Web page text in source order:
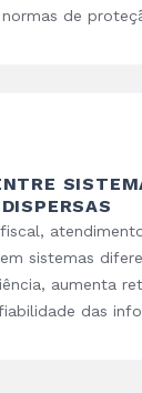
de
sistemas
aumenta
das